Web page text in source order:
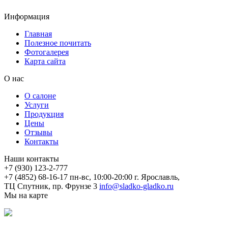
Информация
Главная
Полезное почитать
Фотогалерея
Карта сайта
О нас
О салоне
Услуги
Продукция
Цены
Отзывы
Контакты
Наши контакты
+7 (930) 123-2-777
+7 (4852) 68-16-17 пн-вс, 10:00-20:00 г. Ярославль,
ТЦ Спутник, пр. Фрунзе 3 info@sladko-gladko.ru
Мы на карте